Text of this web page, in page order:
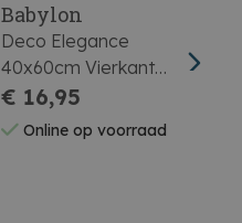
Babylon
Deco Elegance
40x60cm Vierkant
Home + Ruiter
€ 16,95
Online op voorraad